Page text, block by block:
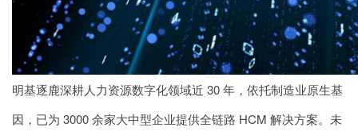
明基逐鹿深耕人力资源数字化领域近 30 年，依托制造业原生基
因，已为 3000 余家大中型企业提供全链路 HCM 解决方案。未